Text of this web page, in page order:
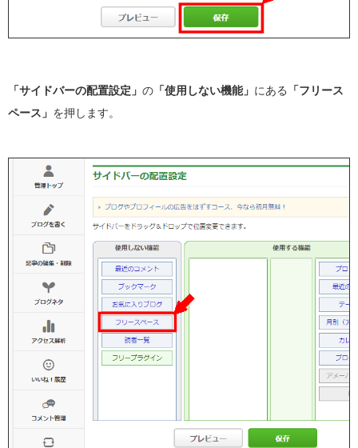
「サイドバーの配置設定」 の 「使用しない機能」 にある
「フリース
ペース」 を押します。